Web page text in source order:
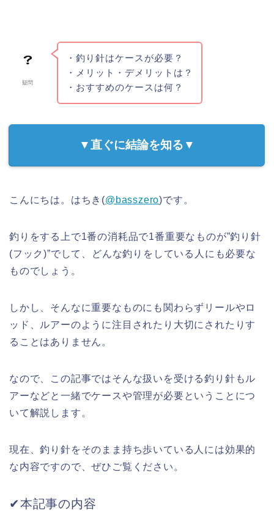
疑問
・釣り針はケースが必要？
・メリット・デメリットは？
・おすすめのケースは何？
▼直ぐに結論を知る▼
こんにちは。はちき(@basszero)です。
釣りをする上で1番の消耗品で1番重要なものが”釣り針
(フック)”でして、どんな釣りをしている人にも必要な
ものでしょう。
しかし、そんなに重要なものにも関わらずリールやロ
ッド、ルアーのように注目されたり大切にされたりす
ることはありません。
なので、この記事ではそんな扱いを受ける釣り針もル
アーなどと一緒でケースや管理が必要ということにつ
いて解説します。
現在、釣り針をそのまま持ち歩いている人には効果的
な内容ですので、ぜひご覧ください。
✔︎本記事の内容